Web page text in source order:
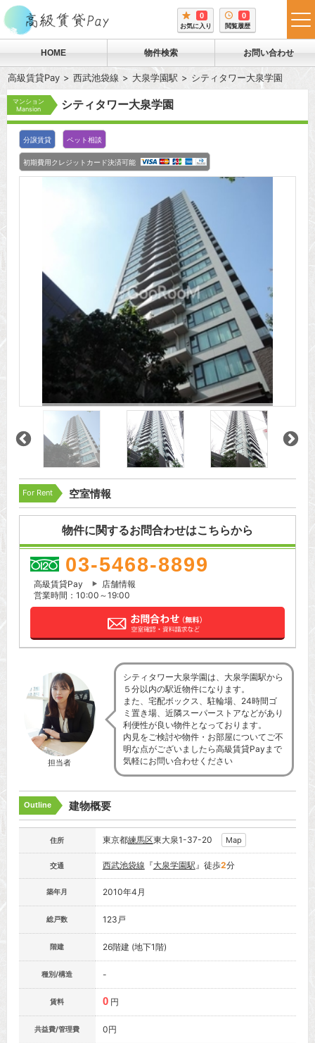
0
お気に入り
0
閲覧履歴
HOME 物件検索 お問い合わせ
高級賃貸Pay 西武池袋線 大泉学園駅 シティタワー大泉学園
マンション
Mansion
シティタワー大泉学園
分譲賃貸 ペット相談
初期費用クレジットカード決済可能
For Rent 空室情報
物件に関するお問合わせはこちらから
03-5468-8899
高級賃貸Pay
店舗情報
営業時間：10:00～19:00
担当者
シティタワー大泉学園は、大泉学園駅から
５分以内の駅近物件になります。
また、宅配ボックス、駐輪場、24時間ゴ
ミ置き場、近隣スーパーストアなどがあり
利便性が良い物件となっております。
内見をご検討や物件・お部屋についてご不
明な点がございましたら高級賃貸Payまで
気軽にお問い合わせください
Outline 建物概要
住所 東京都練馬区東大泉1-37-20 Map
交通 西武池袋線 『大泉学園駅』徒歩2分
築年月 2010年4月
総戸数 123戸
階建 26階建 (地下1階)
種別/構造 -
賃料 0 円
共益費/管理費 0円